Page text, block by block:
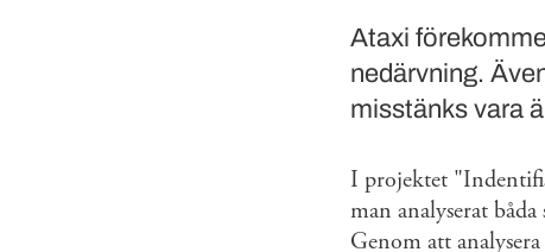
Ataxi
nedärvning.
misstänks vara
I projektet
man analyserat
Genom att